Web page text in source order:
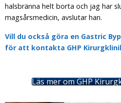
halsbränna helt borta och jag har
magsårsmedicin, avslutar han.
Vill du också göra en Gastric
för att kontakta GHP
Läs mer om GHP